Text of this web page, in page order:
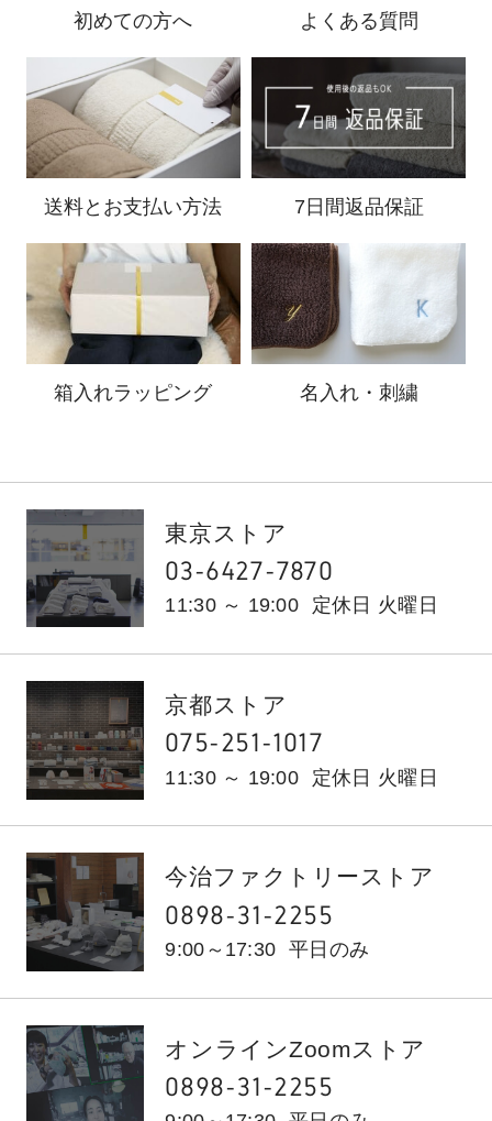
初めての方へ よくある質問
送料と お支払い方法 7日間返品保証
箱入れラッピング 名入れ・刺繍
東京ストア
03-6427-7870
11:30 ～ 19:00 定休日 火曜日
京都ストア
075-251-1017
11:30 ～ 19:00 定休日 火曜日
今治ファクトリーストア
0898-31-2255
9:00～17:30 平日のみ
オンラインZoomストア
0898-31-2255